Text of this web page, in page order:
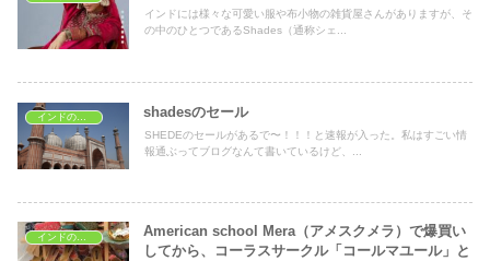
インドには様々な可愛い服や布小物の雑貨屋さんがありますが、そ
の中のひとつであるShades（通称シェ...
インドのイベント shadesのセール
SHEDEのセールがあるで〜！！！と速報が入った。私はすごい情
報通ぶってブログなんて書いているけど、...
American school Mera（アメスクメラ）で爆買い
してから、コーラスサークル「コールマユール」と